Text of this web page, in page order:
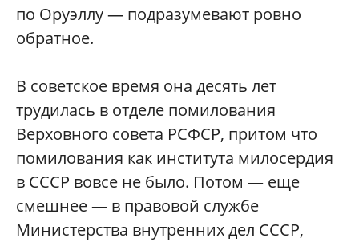
по Оруэллу — подразумевают ровно
обратное.
В советское время она десять лет
трудилась в отделе помилования
Верховного совета РСФСР, притом что
помилования как института милосердия
в СССР вовсе не было. Потом — еще
смешнее — в правовой службе
Министерства внутренних дел СССР,